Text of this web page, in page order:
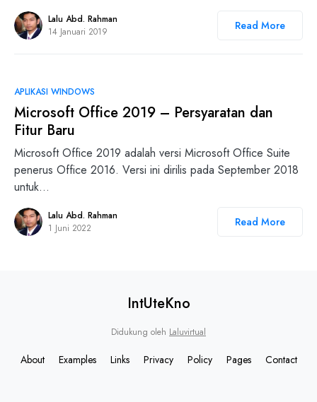
Lalu Abd. Rahman
14 Januari 2019
Read More
APLIKASI WINDOWS
Microsoft Office 2019 – Persyaratan dan
Fitur Baru
Microsoft Office 2019 adalah versi Microsoft Office Suite
penerus Office 2016. Versi ini dirilis pada September 2018
untuk…
Lalu Abd. Rahman
1 Juni 2022
Read More
IntUteKno
Didukung oleh Laluvirtual
About Examples Links Privacy Policy Pages Contact